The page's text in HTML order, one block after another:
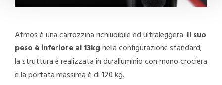
Atmos è una carrozzina richiudibile ed ultraleggera. Il suo
peso è inferiore ai 13kgnella configurazione standard;
la struttura è realizzata in duralluminio con mono crociera
e la portata massima è di 120 kg.